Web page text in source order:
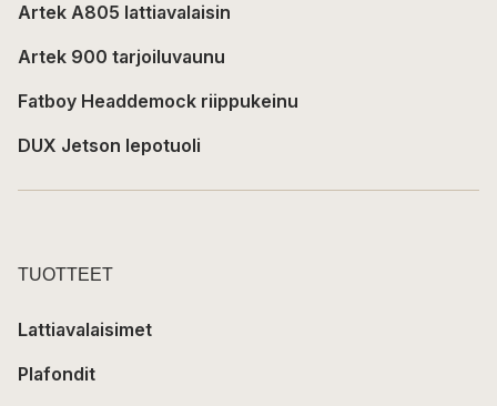
Artek A805 lattiavalaisin
Artek 900 tarjoiluvaunu
Fatboy Headdemock riippukeinu
DUX Jetson lepotuoli
TUOTTEET
Lattiavalaisimet
Plafondit